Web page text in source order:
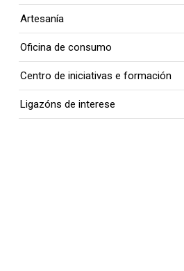
Artesanía
Oficina de consumo
Centro de iniciativas e formación
Ligazóns de interese